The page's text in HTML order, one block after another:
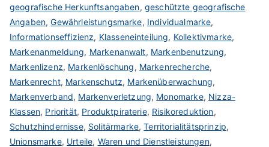
geografische Herkunftsangaben, geschützte geografische
Angaben,Gewährleistungsmarke, Individualmarke,
Informationseffizienz, Klasseneinteilung, Kollektivmarke,
Markenanmeldung, Markenanwalt, Markenbenutzung,
Markenlizenz, Markenlöschung, Markenrecherche,
Markenrecht, Markenschutz, Markenüberwachung,
Markenverband, Markenverletzung, Monomarke, Nizza-
Klassen, Priorität, Produktpiraterie, Risikoreduktion,
Schutzhindernisse, Solitärmarke,Territorialitätsprinzip,
Unionsmarke, Urteile, Waren und Dienstleistungen,